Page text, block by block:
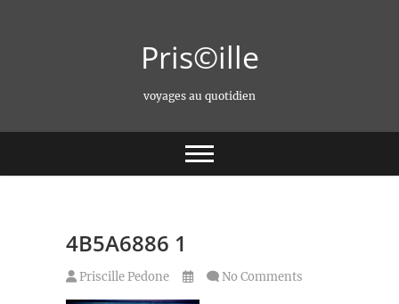
Pris©ille
voyages au quotidien
4B5A6886 1
Priscille Pedone No Comments